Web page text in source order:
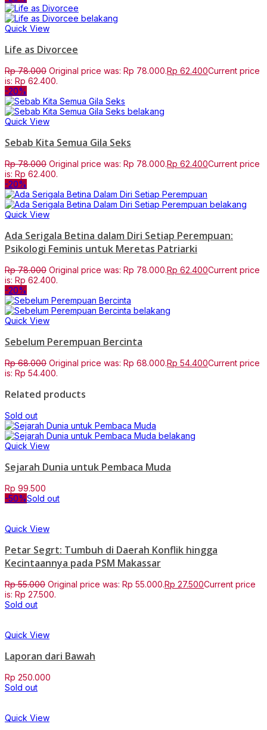
Quick View
Life as Divorcee
Rp78.000 Original price was: Rp 78.000.Rp 62.400Current price
is: Rp 62.400.
-20%
Quick View
Sebab Kita Semua Gila Seks
Rp78.000 Original price was: Rp 78.000.Rp 62.400Current price
is: Rp 62.400.
-20%
Quick View
Ada Serigala Betina dalam Diri Setiap Perempuan:
Psikologi Feminis untuk Meretas Patriarki
Rp78.000 Original price was: Rp 78.000.Rp 62.400Current price
is: Rp 62.400.
-20%
Quick View
Sebelum Perempuan Bercinta
Rp68.000 Original price was: Rp 68.000.Rp 54.400Current price
is: Rp 54.400.
Related products
Sold out
Quick View
Sejarah Dunia untuk Pembaca Muda
Rp 99.500
-50%Sold out
Quick View
Petar Segrt: Tumbuh di Daerah Konflik hingga
Kecintaannya pada PSM Makassar
Rp55.000 Original price was: Rp 55.000.Rp 27.500Current price
is: Rp 27.500.
Sold out
Quick View
Laporan dari Bawah
Rp 250.000
Sold out
Quick View